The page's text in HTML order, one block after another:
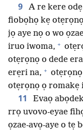
9
A re kere
fiobọhọ kẹ
jọ aye nọ o wo
iruo iwoma, +
otẹrọnọ o dede
erẹri na, +
otẹrọnọ ọ romakẹ
11
Evaọ
rrọ uvovo-eyae
ọzae-avọ-aye o tẹ